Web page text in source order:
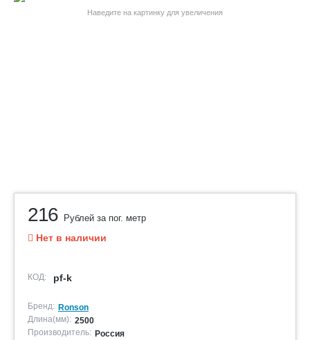
Наведите на картинку для увеличения
216 Рублей за пог. метр
Нет в наличии
КОД: pf-k
Бренд: Ronson
Длина(мм): 2500
Производитель: Россия